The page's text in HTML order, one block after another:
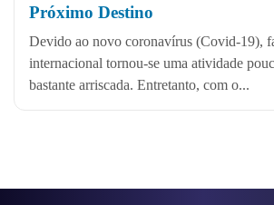
Próximo Destino
Devido ao novo coronavírus (Covid-19),
internacional tornou-se uma atividade
bastante arriscada. Entretanto, com o...